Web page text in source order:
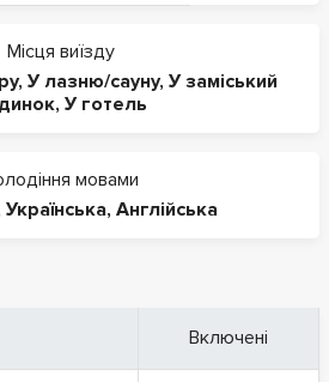
Місця виїзду
, У лазню/сауну, У заміський
, У готель
мовами
Українська, Англійська
Включені